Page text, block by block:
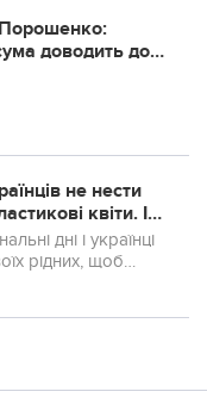
доводить до
не нeсти
квіти. І
дні і українці
рідних, щоб
прихопивши з